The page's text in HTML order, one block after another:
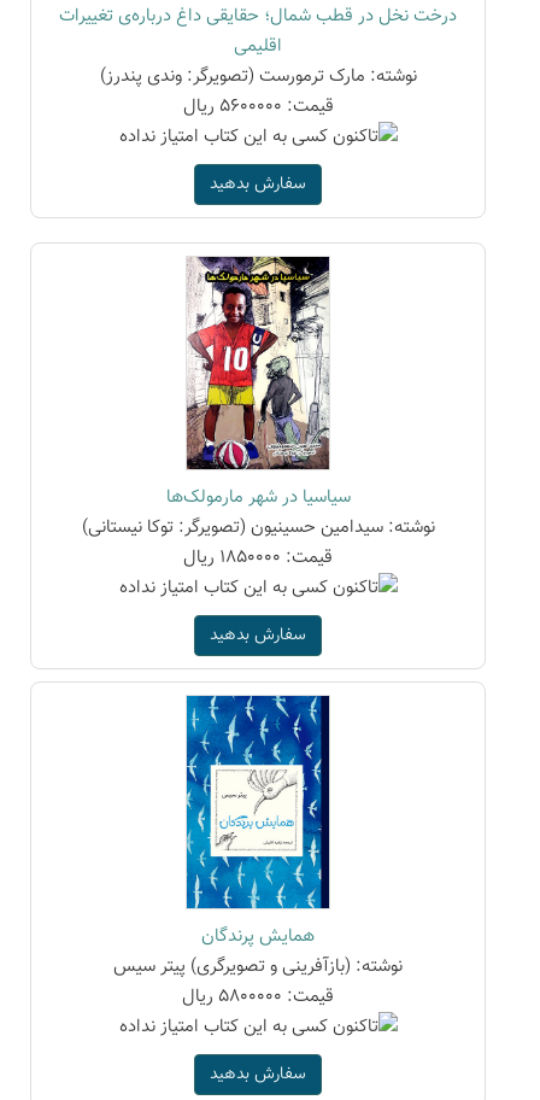
درخت نخل در قطب شمال؛ حقایقی داغ درباره‌ی تغییرات
اقلیمی
نوشته: مارک ترمورست (تصویرگر: وندی پندرز)
قیمت: 5600000 ریال
سفارش بدهید
سیاسیا در شهر مارمولک‌ها
نوشته: سیدامین حسینیون (تصویرگر: توکا نیستانی)
قیمت: 1850000 ریال
سفارش بدهید
همایش پرندگان
نوشته: (بازآفرینی و تصویرگری) پیتر سیس
قیمت: 5800000 ریال
سفارش بدهید